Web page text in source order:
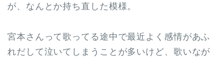
が、なんとか持ち直した模様。
宮本さんって歌ってる途中で最近よく感情があふ
れだして泣いてしまうことが多いけど、歌いなが